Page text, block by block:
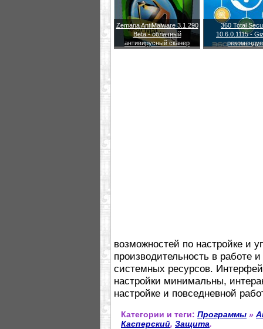
Zemana AntiMalware 3.1.290
Beta - облачный
антивирусный сканер
360 Total
10.6.0.1115 -
возможностей по настройке и
производительность в работе
системных ресурсов.
настройки минимальны,
настройке и повседневной
Категории и теги: Программы »
Касперский, Защита.